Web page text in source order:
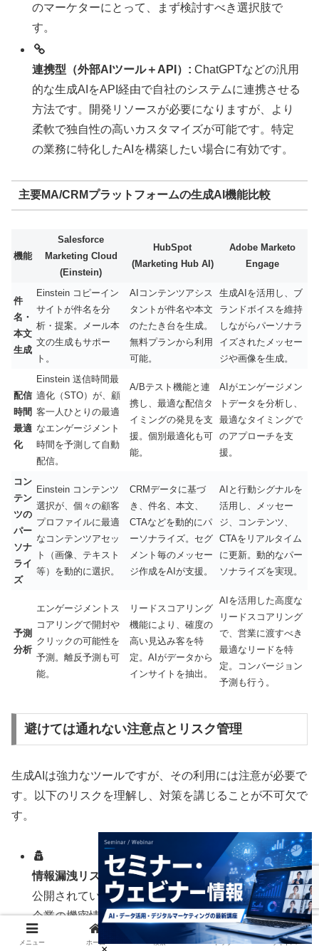
のマーケターにとって、まず検討すべき選択肢で
す。
連携型（外部AIツール＋API）: ChatGPTなどの汎用
的な生成AIをAPI経由で自社のシステムに連携させる
方法です。開発リソースが必要になりますが、より
柔軟で独自性の高いカスタマイズが可能です。特定
の業務に特化したAIを構築したい場合に有効です。
主要MA/CRMプラットフォームの生成AI機能比較
機能
Salesforce
Marketing Cloud
(Einstein)
HubSpot
(Marketing Hub AI)
Adobe Marketo
Engage
件
名・
本文
生成
Einstein コピーイン
サイトが件名を分
析・提案。メール本
文の生成もサポー
ト。
AIコンテンツアシス
タントが件名や本文
のたたき台を生成。
無料プランから利用
可能。
生成AIを活用し、ブ
ランドボイスを維持
しながらパーソナラ
イズされたメッセー
ジや画像を生成。
配信
時間
最適
化
Einstein 送信時間最
適化（STO）が、顧
客一人ひとりの最適
なエンゲージメント
時間を予測して自動
配信。
A/Bテスト機能と連
携し、最適な配信タ
イミングの発見を支
援。個別最適化も可
能。
AIがエンゲージメン
トデータを分析し、
最適なタイミングで
のアプローチを支
援。
コン
テン
ツの
パー
ソナ
ライ
ズ
Einstein コンテンツ
選択が、個々の顧客
プロファイルに最適
なコンテンツアセッ
ト（画像、テキスト
等）を動的に選択。
CRMデータに基づ
き、件名、本文、
CTAなどを動的にパ
ーソナライズ。セグ
メント毎のメッセー
ジ作成をAIが支援。
AIと行動シグナルを
活用し、メッセー
ジ、コンテンツ、
CTAをリアルタイム
に更新。動的なパー
ソナライズを実現。
予測
分析
エンゲージメントス
コアリングで開封や
クリックの可能性を
予測。離反予測も可
能。
リードスコアリング
機能により、確度の
高い見込み客を特
定。AIがデータから
インサイトを抽出。
AIを活用した高度な
リードスコアリング
で、営業に渡すべき
最適なリードを特
定。コンバージョン
予測も行う。
避けては通れない注意点とリスク管理
生成AIは強力なツールですが、その利用には注意が必要で
す。以下のリスクを理解し、対策を講じることが不可欠で
す。
情報漏洩リスク:
公開されている生成AIサービスに、顧客の個人情報や
企業の機密情報を入力してはいけません。入力した
データがAIの学習に使われ、外部に漏洩する可能性が
メニュー ホーム 検索 トップ サイドバー